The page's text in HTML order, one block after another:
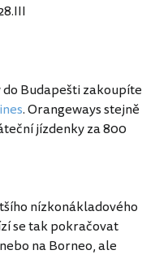
Budapešti zakoupíte
. Orangeways stejně
jízdenky za 800
nízkonákladového
se tak pokračovat
na Borneo, ale